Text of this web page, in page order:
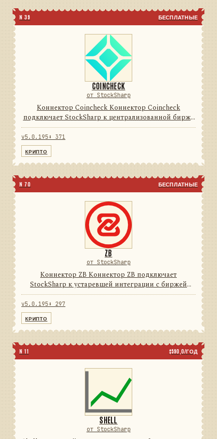
N 39 БЕСПЛАТНЫЕ
COINCHECK
от StockSharp
Коннектор Coincheck Коннектор Coincheck
подключает StockSharp к централизованной бирже
цифровых активов. Он переводит данные и
операции провайдера в единую модель сообщений
v5.0.195 ⬇ 371
КРИПТО
N 70 БЕСПЛАТНЫЕ
ZB
от StockSharp
Коннектор ZB Коннектор ZB подключает
StockSharp к устаревшей интеграции с биржей
цифровых активов. Он переводит данные и
операции провайдера в единую модель сообщений
StockSharp, поэтому приложения мо...
v5.0.195 ⬇ 297
КРИПТО
N 11 $590,0/ГОД
SHELL
от StockSharp